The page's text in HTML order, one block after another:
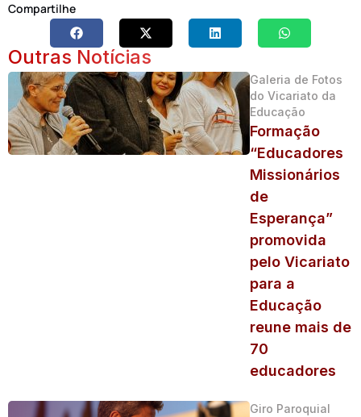
Compartilhe
Outras Notícias
Galeria de Fotos
do Vicariato da
Educação
Formação
“Educadores
Missionários
de
Esperança”
promovida
pelo Vicariato
para a
Educação
reune mais de
70
educadores
Giro Paroquial